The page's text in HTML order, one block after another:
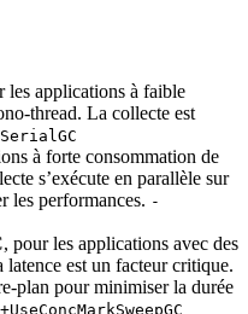
les applications à faible
thread. La collecte est
à forte consommation de
s’exécute en parallèle sur
les performances. -
, pour les applications avec des
latence est un facteur critique.
plan pour minimiser la durée